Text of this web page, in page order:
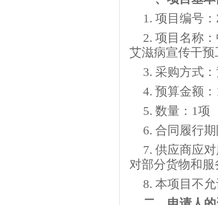
1. 项目编号：
2. 项目名称
艾滋病宣传干
3. 采购方式
4. 预算金额：
5. 数量： 1项
6. 合同履行
7. 供应商应
对部分货物和
8. 本项目不